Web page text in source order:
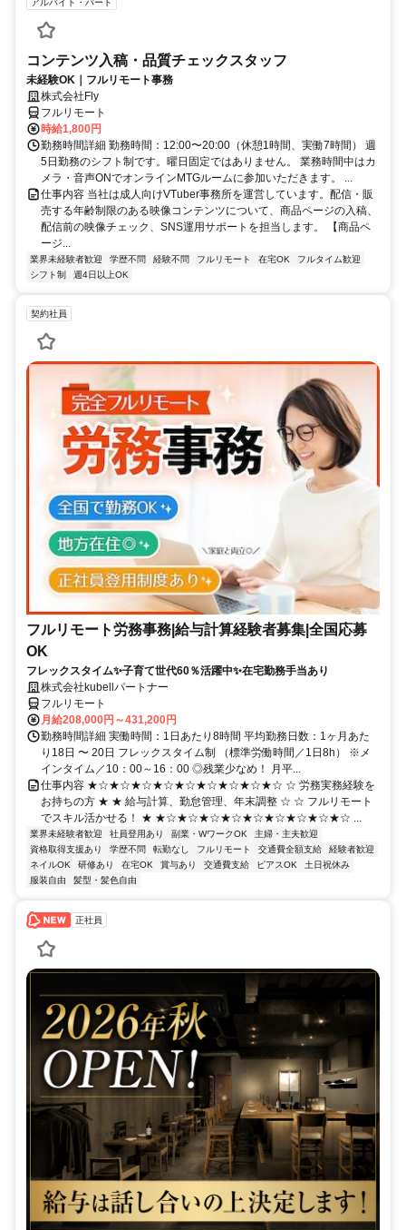
アルバイト・パート
コンテンツ入稿・品質チェックスタッフ
未経験OK｜フルリモート事務
株式会社Fly
フルリモート
時給1,800円
勤務時間詳細 勤務時間：12:00〜20:00（休憩1時間、実働7時間） 週
5日勤務のシフト制です。曜日固定ではありません。 業務時間中はカ
メラ・音声ONでオンラインMTGルームに参加いただきます。 ...
仕事内容 当社は成人向けVTuber事務所を運営しています。配信・販
売する年齢制限のある映像コンテンツについて、商品ページの入稿、
配信前の映像チェック、SNS運用サポートを担当します。 【商品ペ
ージ...
業界未経験者歓迎 学歴不問 経験不問 フルリモート 在宅OK
フルタイム歓迎
シフト制
週4日以上OK
契約社員
フルリモート労務事務|給与計算経験者募集|全国応募
OK
フレックスタイム✨子育て世代60％活躍中✨在宅勤務手当あり
株式会社kubellパートナー
フルリモート
月給208,000円～431,200円
勤務時間詳細 実働時間：1日あたり8時間 平均勤務日数：1ヶ月あた
り18日 〜 20日 フレックスタイム制 （標準労働時間／1日8h） ※メ
インタイム／10：00～16：00 ◎残業少なめ！ 月平...
仕事内容 ★☆★☆★☆★☆★☆★☆★☆★☆★☆ ☆ 労務実務経験を
お持ちの方 ★ ★ 給与計算、勤怠管理、年末調整 ☆ ☆ フルリモート
でスキル活かせる！ ★ ★☆★☆★☆★☆★☆★☆★☆★☆★☆ ...
業界未経験者歓迎 社員登用あり 副業・WワークOK
主婦・主夫歓迎
資格取得支援あり
学歴不問 転勤なし フルリモート 交通費全額支給
経験者歓迎
ネイルOK
研修あり 在宅OK 賞与あり 交通費支給 ピアスOK
土日祝休み
服装自由
髪型・髪色自由
正社員